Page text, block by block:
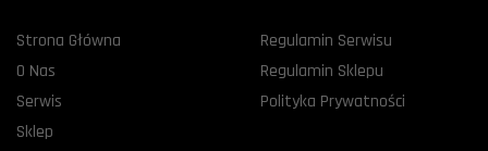
Strona Główna
O Nas
Serwis
Sklep
Regulamin Serwisu
Regulamin Sklepu
Polityka Prywatności